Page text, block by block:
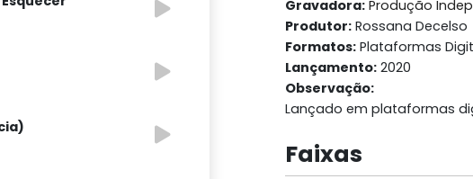
Gravadora: Produção
Produtor: Rossana Decelso
Formatos: Plataformas
Lançamento: 2020
Observação:
Lançado em plataformas
Faixas